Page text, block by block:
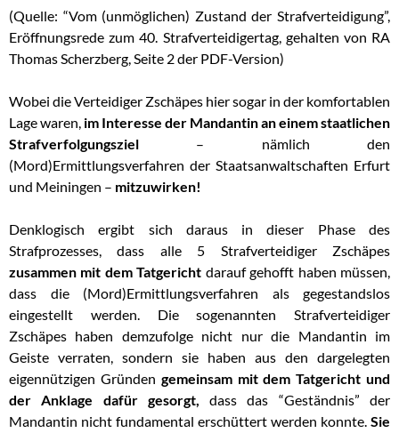
(Quelle: “Vom (unmöglichen) Zustand der Strafverteidigung”,
Eröffnungsrede zum 40. Strafverteidigertag, gehalten von RA
Thomas Scherzberg, Seite 2 der PDF-Version)
Wobei die Verteidiger Zschäpes hier sogar in der komfortablen
Lage waren, im Interesse der Mandantin an einem staatlichen
Strafverfolgungsziel – nämlich den
(Mord)Ermittlungsverfahren der Staatsanwaltschaften Erfurt
und Meiningen – mitzuwirken!
Denklogisch ergibt sich daraus in dieser Phase des
Strafprozesses, dass alle 5 Strafverteidiger Zschäpes
zusammen mit dem Tatgericht darauf gehofft haben müssen,
dass die (Mord)Ermittlungsverfahren als gegestandslos
eingestellt werden. Die sogenannten Strafverteidiger
Zschäpes haben demzufolge nicht nur die Mandantin im
Geiste verraten, sondern sie haben aus den dargelegten
eigennützigen Gründen gemeinsam mit dem Tatgericht und
der Anklage dafür gesorgt, dass das “Geständnis” der
Mandantin nicht fundamental erschüttert werden konnte. Sie